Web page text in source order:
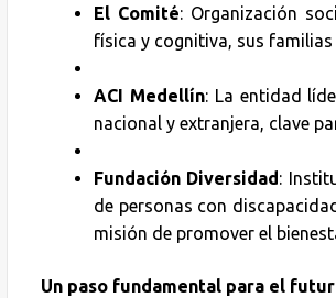
El Comité: Organización
física y cognitiva, sus
ACI Medellín: La entidad
nacional y extranjera, clave
Fundación Diversidad :
de personas con
misión de promover el
Un paso fundamental para el